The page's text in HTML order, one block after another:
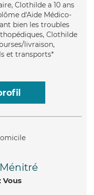
Clothilde a 10 ans
d'Aide Médico-
bien les troubles
Clothilde
livraison,
et transports*
Vous